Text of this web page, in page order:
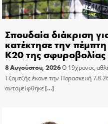
Σπουδαία διάκριση
κατέκτησε την
Κ20 της σφυροβολίας
8 Αυγούστου, 2026Ο 19χρονος
Τζαμτζής έκανε την Παρασκευή
ανταμείφθηκε[…]